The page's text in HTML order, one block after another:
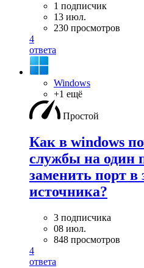
1 подписчик
13 июл.
230 просмотров
4
ответа
Windows
+1 ещё
Простой
Как в windows
службы на один
заменить порт в
источника?
3 подписчика
08 июл.
848 просмотров
4
ответа